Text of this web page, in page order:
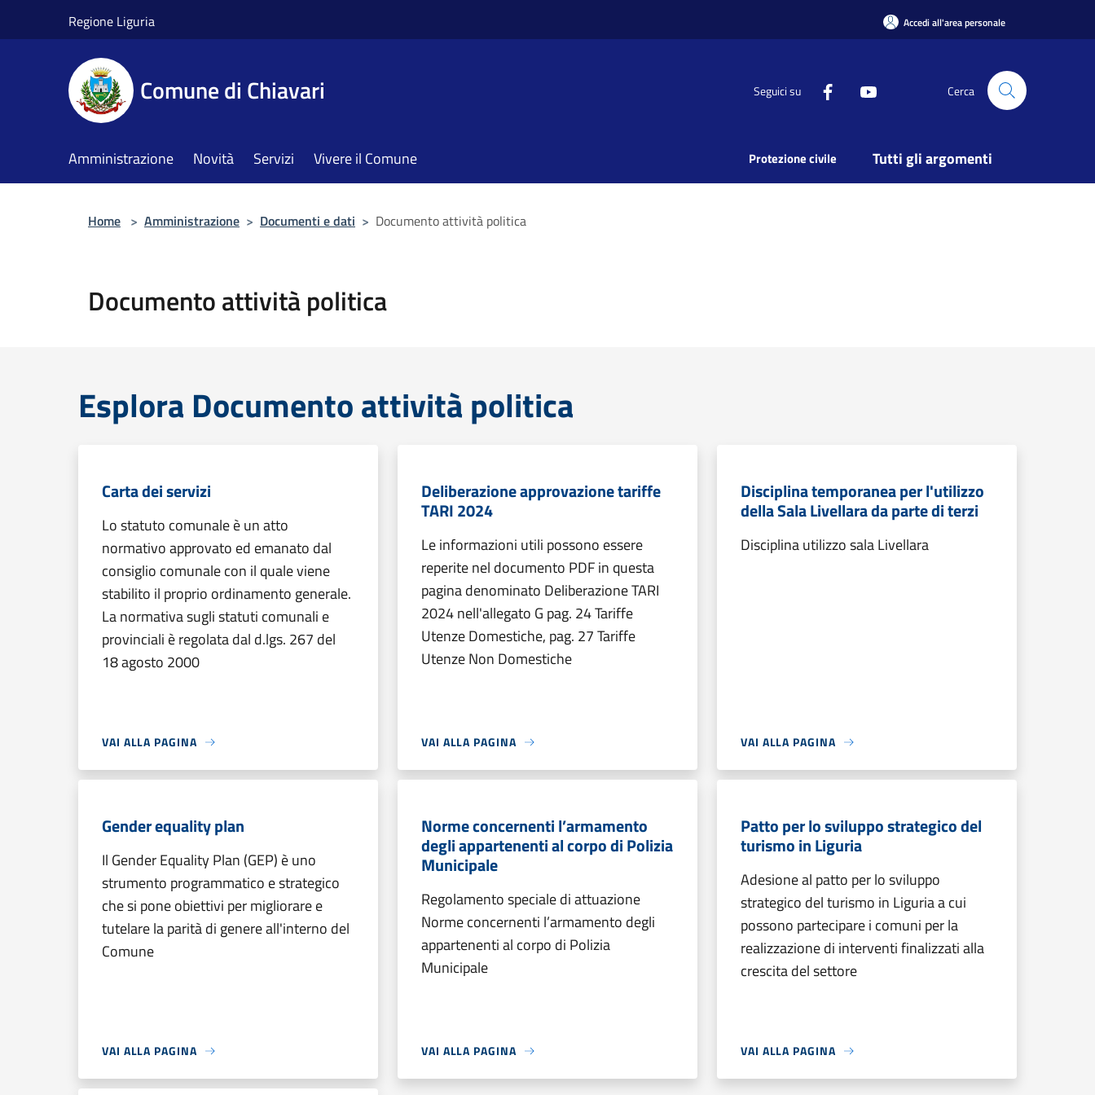
Regione Liguria Accedi all'area personale
Comune di Chiavari Seguici su Cerca
Amministrazione Novità Servizi Vivere il Comune Protezione civile Tutti gli argomenti
Home > Amministrazione > Documenti e dati > Documento attività politica
Documento attività politica
Esplora Documento attività politica
Carta dei servizi
Lo statuto comunale è un atto
normativo approvato ed emanato dal
consiglio comunale con il quale viene
stabilito il proprio ordinamento generale.
La normativa sugli statuti comunali e
provinciali è regolata dal d.lgs. 267 del
18 agosto 2000
VAI ALLA PAGINA
Deliberazione approvazione tariffe
TARI 2024
Le informazioni utili possono essere
reperite nel documento PDF in questa
pagina denominato Deliberazione TARI
2024 nell'allegato G pag. 24 Tariffe
Utenze Domestiche, pag. 27 Tariffe
Utenze Non Domestiche
VAI ALLA PAGINA
Disciplina temporanea per l'utilizzo
della Sala Livellara da parte di terzi
Disciplina utilizzo sala Livellara
VAI ALLA PAGINA
Gender equality plan
Il Gender Equality Plan (GEP) è uno
strumento programmatico e strategico
che si pone obiettivi per migliorare e
tutelare la parità di genere all'interno del
Comune
VAI ALLA PAGINA
Norme concernenti l’armamento
degli appartenenti al corpo di Polizia
Municipale
Regolamento speciale di attuazione
Norme concernenti l’armamento degli
appartenenti al corpo di Polizia
Municipale
VAI ALLA PAGINA
Patto per lo sviluppo strategico del
turismo in Liguria
Adesione al patto per lo sviluppo
strategico del turismo in Liguria a cui
possono partecipare i comuni per la
realizzazione di interventi finalizzati alla
crescita del settore
VAI ALLA PAGINA